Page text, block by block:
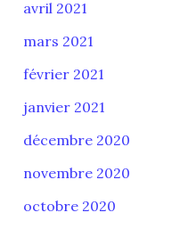
avril 2021
mars 2021
février 2021
janvier 2021
décembre 2020
novembre 2020
octobre 2020